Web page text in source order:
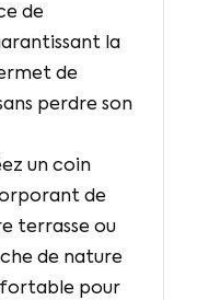
de
la
de
perdre son
un coin
de
terrasse ou
de nature
pour